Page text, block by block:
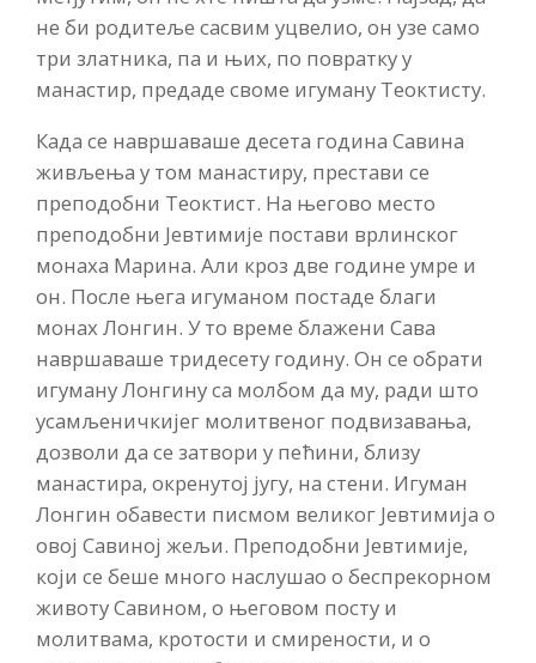
не би родитеље сасвим уцвелио, он узе само
три златника, па и њих, по повратку у
манастир, предаде своме игуману Теоктисту.
Када се навршаваше десета година Савина
живљења у том манастиру, престави се
преподобни Теоктист. На његово место
преподобни Јевтимије постави врлинског
монаха Марина. Али кроз две године умре и
он. После њега игуманом постаде благи
монах Лонгин. У то време блажени Сава
навршаваше тридесету годину. Он се обрати
игуману Лонгину са молбом да му, ради што
усамљеничкијег молитвеног подвизавања,
дозволи да се затвори у пећини, близу
манастира, окренутој југу, на стени. Игуман
Лонгин обавести писмом великог Јевтимија о
овој Савиној жељи. Преподобни Јевтимије,
који се беше много наслушао о беспрекорном
животу Савином, о његовом посту и
молитвама, кротости и смирености, и о